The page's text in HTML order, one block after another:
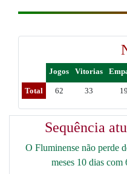
Jogos Vitorias
Total 62 33 19
Sequência
O Fluminense não perde
meses 10 dias